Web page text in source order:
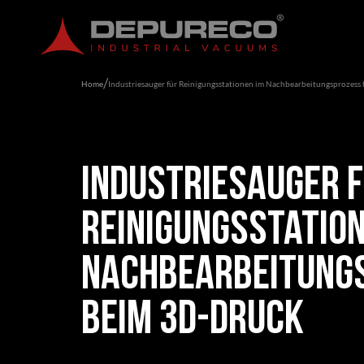
Home/Industriesauger für Reinigungsstationen im Nachbearbeitungsprozess
Home/Industriesauger für Reinigungsstationen im Nachbearbeitungsprozess
Industriesauger
beim 3D-Druck